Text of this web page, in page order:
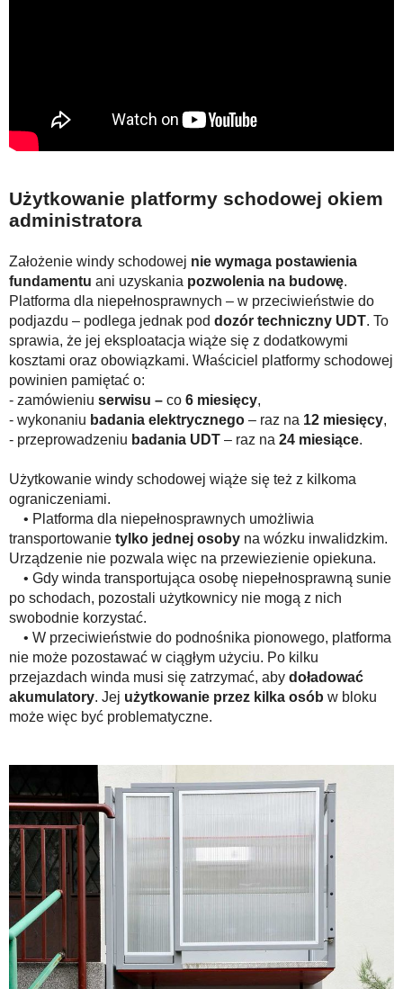
Użytkowanie platformy schodowej okiem
administratora
Założenie windy schodowej nie wymaga postawienia
fundamentu ani uzyskania pozwolenia na budowę.
Platforma dla niepełnosprawnych – w przeciwieństwie do
podjazdu – podlega jednak pod dozór techniczny UDT. To
sprawia, że jej eksploatacja wiąże się z dodatkowymi
kosztami oraz obowiązkami. Właściciel platformy schodowej
powinien pamiętać o:
- zamówieniu serwisu – co 6 miesięcy,
- wykonaniu badania elektrycznego – raz na 12 miesięcy,
- przeprowadzeniu badania UDT – raz na 24 miesiące.
Użytkowanie windy schodowej wiąże się też z kilkoma
ograniczeniami.
• Platforma dla niepełnosprawnych umożliwia
transportowanie tylko jednej osoby na wózku inwalidzkim.
Urządzenie nie pozwala więc na przewiezienie opiekuna.
• Gdy winda transportująca osobę niepełnosprawną sunie
po schodach, pozostali użytkownicy nie mogą z nich
swobodnie korzystać.
• W przeciwieństwie do podnośnika pionowego, platforma
nie może pozostawać w ciągłym użyciu. Po kilku
przejazdach winda musi się zatrzymać, aby doładować
akumulatory. Jej użytkowanie przez kilka osób w bloku
może więc być problematyczne.